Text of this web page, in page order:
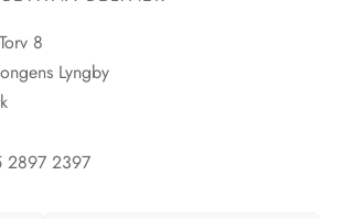
kan
på
8
Lyngby
2897 2397